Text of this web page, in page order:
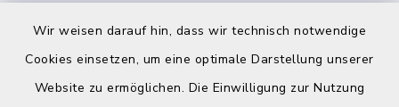
Wir weisen darauf hin, dass wir technisch notwendige
Cookies einsetzen, um eine optimale Darstellung unserer
Website zu ermöglichen. Die Einwilligung zur Nutzung